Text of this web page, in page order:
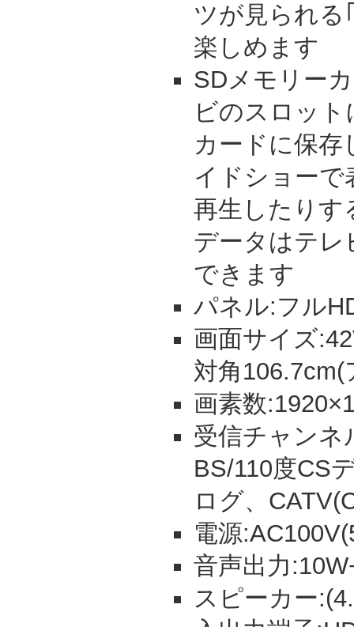
ツが見られる
楽しめます
SDメモリー
ビのスロッ
カードに保
イドショーで
再生したりす
データはテレ
できます
パネル:フル
画面サイズ
対角
画素数
受信チャンネ
BS/110度CS
ログ、
電源
音声出力
スピーカー